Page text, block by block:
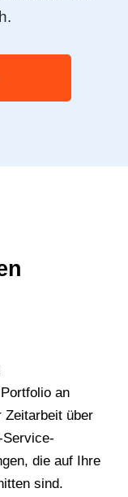
an
Zeitarbeit über
die auf Ihre
sind.